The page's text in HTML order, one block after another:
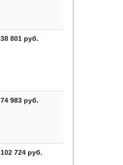
38 801 руб.
74 983 руб.
102 724 руб.